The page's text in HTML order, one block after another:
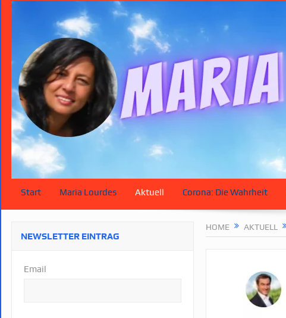
Start Maria Lourdes Aktuell Corona: Die Wahrheit
HOME AKTUELL
NEWSLETTER EINTRAG
Email